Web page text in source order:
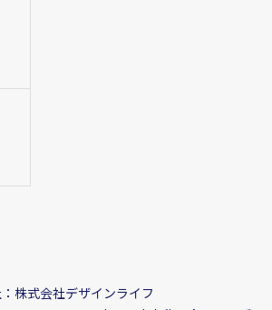
株式会社デザインライフ